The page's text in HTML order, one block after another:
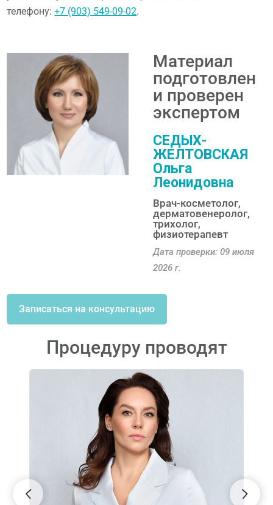
телефону:+7 (903) 549-09-02.
Материал
подготовлен
и проверен
экспертом
СЕДЫХ-
ЖЕЛТОВСКАЯ
Ольга
Леонидовна
Врач-косметолог,
дерматовенеролог,
трихолог,
физиотерапевт
Дата проверки: 09 июля
2026 г.
Записаться на консультацию
Процедуру проводят